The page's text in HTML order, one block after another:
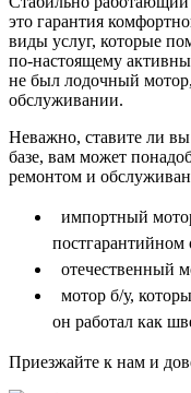
это гарантия
виды услуг, которые
по-настоящему
не был лодочный
обслуживании.
Неважно, ставите ли
базе, вам может
ремонтом и
импортный
отечественный
мотор б/у,
он работал как
Приезжайте к нам и